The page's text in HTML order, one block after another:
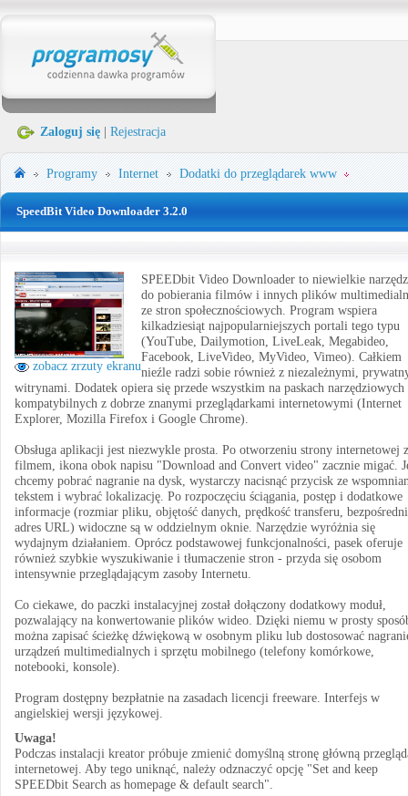
Zaloguj się Rejestracja
Programy Internet Dodatki do przeglądarek www
SpeedBit Video Downloader 3.2.0
zobacz zrzuty ekranu
SPEEDbit Video Downloader to niewielkie
do pobierania filmów i innych plików
ze stron społecznościowych. Program wspiera
kilkadziesiąt najpopularniejszych portali tego typu
(YouTube, Dailymotion, LiveLeak, Megabideo,
Facebook, LiveVideo, MyVideo, Vimeo). Całkiem
nieźle radzi sobie również z niezależnymi,
witrynami. Dodatek opiera się przede wszystkim na paskach narzędziowych
kompatybilnych z dobrze znanymi przeglądarkami internetowymi (Internet
Explorer, Mozilla Firefox i Google Chrome).
Obsługa aplikacji jest niezwykle prosta. Po otworzeniu strony internetowej z
filmem, ikona obok napisu "Download and Convert video" zacznie migać.
chcemy pobrać nagranie na dysk, wystarczy nacisnąć przycisk ze
tekstem i wybrać lokalizację. Po rozpoczęciu ściągania, postęp i dodatkowe
informacje (rozmiar pliku, objętość danych, prędkość transferu, bezpośredni
adres URL) widoczne są w oddzielnym oknie. Narzędzie wyróżnia się
wydajnym działaniem. Oprócz podstawowej funkcjonalności, pasek oferuje
również szybkie wyszukiwanie i tłumaczenie stron - przyda się osobom
intensywnie przeglądającym zasoby Internetu.
Co ciekawe, do paczki instalacyjnej został dołączony dodatkowy moduł,
pozwalający na konwertowanie plików wideo. Dzięki niemu w prosty
można zapisać ścieżkę dźwiękową w osobnym pliku lub dostosować
urządzeń multimedialnych i sprzętu mobilnego (telefony komórkowe,
notebooki, konsole).
Program dostępny bezpłatnie na zasadach licencji freeware. Interfejs w
angielskiej wersji językowej.
Uwaga!
Podczas instalacji kreator próbuje zmienić domyślną stronę główną
internetowej. Aby tego uniknąć, należy odznaczyć opcję "Set and keep
SPEEDbit Search as homepage & default search".